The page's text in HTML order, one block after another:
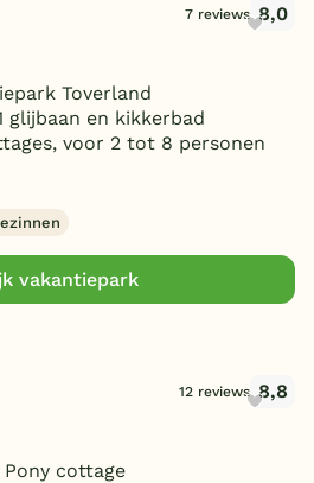
7 reviews 8,0
Toverland
glijbaan en kikkerbad
voor 2 tot 8 personen
vakantiepark
12 reviews 8,8
cottage